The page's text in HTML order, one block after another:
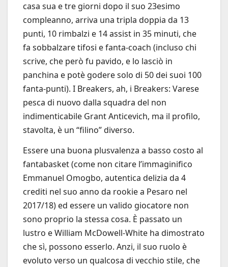
casa sua e tre giorni dopo il suo 23esimo
compleanno, arriva una tripla doppia da 13
punti, 10 rimbalzi e 14 assist in 35 minuti, che
fa sobbalzare tifosi e fanta-coach (incluso chi
scrive, che però fu pavido, e lo lasciò in
panchina e potè godere solo di 50 dei suoi 100
fanta-punti). I Breakers, ah, i Breakers: Varese
pesca di nuovo dalla squadra del non
indimenticabile Grant Anticevich, ma il profilo,
stavolta, è un “filino” diverso.
Essere una buona plusvalenza a basso costo al
fantabasket (come non citare l’immaginifico
Emmanuel Omogbo, autentica delizia da 4
crediti nel suo anno da rookie a Pesaro nel
2017/18) ed essere un valido giocatore non
sono proprio la stessa cosa. È passato un
lustro e William McDowell-White ha dimostrato
che sì, possono esserlo. Anzi, il suo ruolo è
evoluto verso un qualcosa di vecchio stile, che